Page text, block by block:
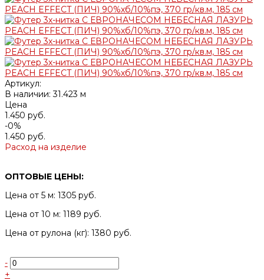
Артикул:
В наличии: 31.423 м
Цена
1.450 руб.
-0%
1.450 руб.
Расход на изделие
ОПТОВЫЕ ЦЕНЫ:
Цена от 5 м: 1305 руб.
Цена от 10 м: 1189 руб.
Цена от рулона (кг): 1380 руб.
-
+